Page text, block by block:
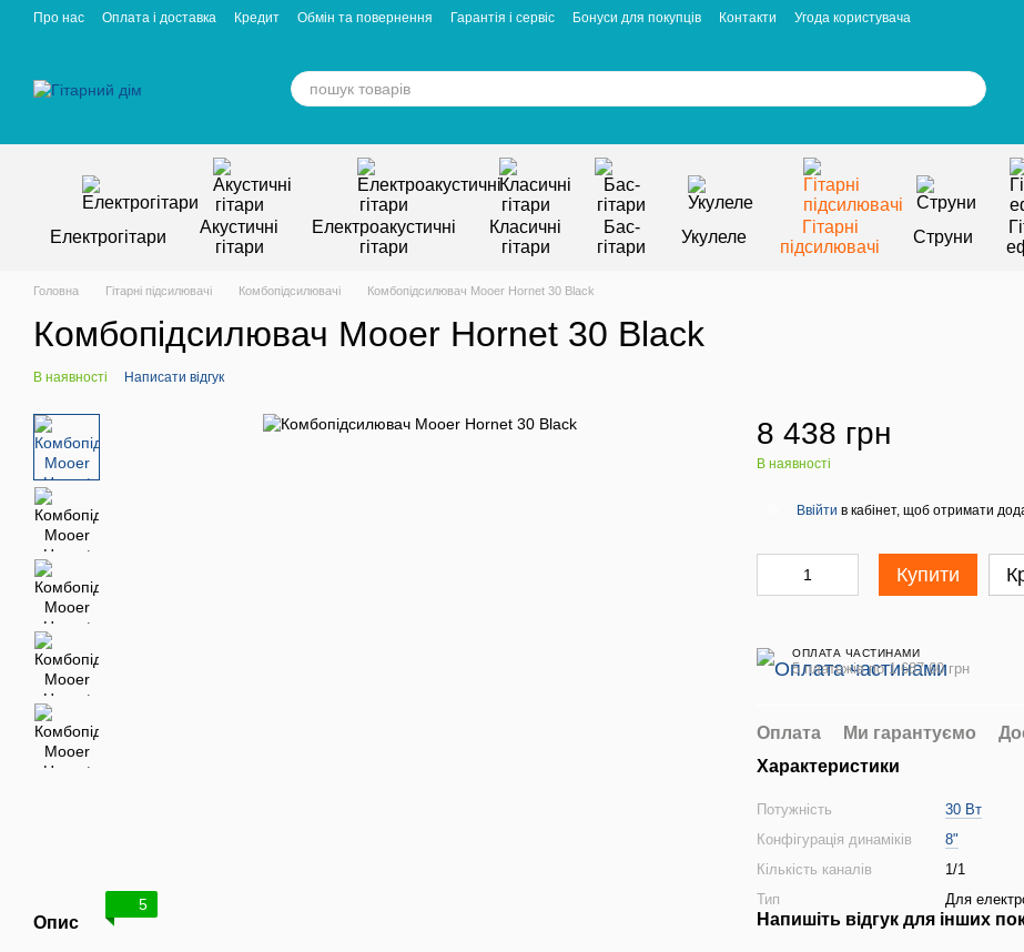
Перейти к основному контенту
Про нас Оплата і доставка Кредит Обмін та повернення Гарантія і сервіс Бонуси для покупців Контакти
Угода користувача
Електрогітари
Акустичні
гітари
Електроакустичні
гітари
Класичні
гітари
Бас-
гітари
Укулеле
Гітарні
підсилювачі
Струни
Головна Гітарні підсилювачі Комбопідсилювачі Комбопідсилювач Mooer Hornet 30 Black
Комбопідсилювач Mooer Hornet 30 Black
В наявності Написати відгук
5
Опис
8 438 грн
В наявності
Ввійти в кабінет, щоб отримати
Купити
ОПЛАТА ЧАСТИНАМИ
5 платежів по 1 687.60 грн
Оплата Ми гарантуємо
Характеристики
Потужність
30 Вт
Конфігурація динаміків
8"
Кількість каналів
1/1
Тип
Для
Напишіть відгук для інших